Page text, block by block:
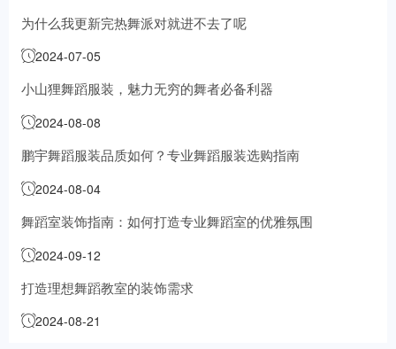
为什么我更新完热舞派对就进不去了呢
2024-07-05
小山狸舞蹈服装，魅力无穷的舞者必备利器
2024-08-08
鹏宇舞蹈服装品质如何？专业舞蹈服装选购指南
2024-08-04
舞蹈室装饰指南：如何打造专业舞蹈室的优雅氛围
2024-09-12
打造理想舞蹈教室的装饰需求
2024-08-21